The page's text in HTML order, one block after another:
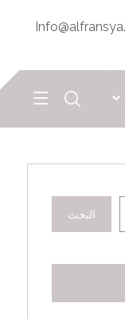
البحث